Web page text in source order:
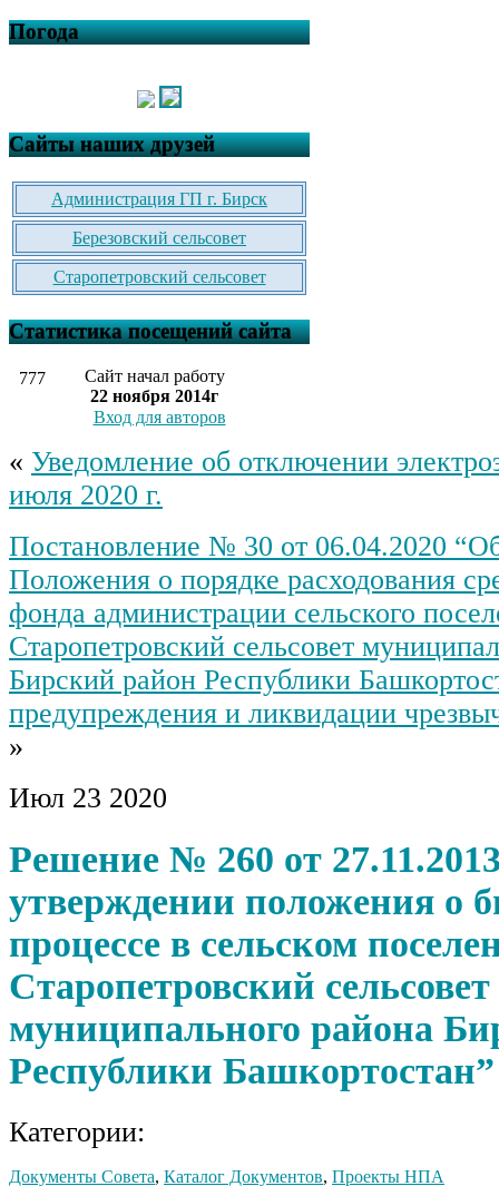
Погода
Сайты наших друзей
Администрация ГП г. Бирск
Березовский сельсовет
Старопетровский сельсовет
Статистика посещений сайта
777
Сайт начал работу
22 ноября 2014г
Вход для авторов
« Уведомление об отключении
июля 2020 г.
Постановление № 30 от 06.04.2020
Положения о порядке расходования
фонда администрации сельского
Старопетровский сельсовет
Бирский район Республики
предупреждения и ликвидации
»
Июл 23 2020
Решение № 260 от
утверждении положения о
процессе в сельском
Старопетровский сельсовет
муниципального района
Республики Башкортостан”
Категории:
Документы Совета, Каталог Документов, Проекты НПА